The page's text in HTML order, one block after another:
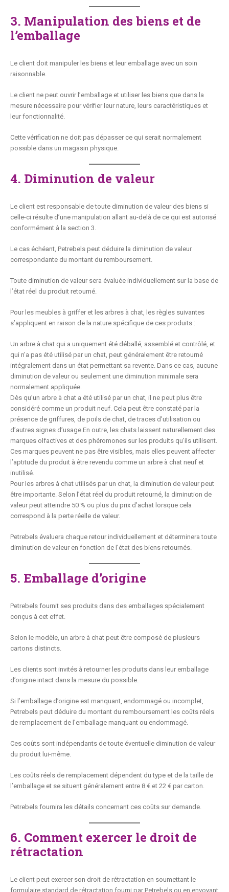
3. Manipulation des biens et de
l’emballage
Le client doit manipuler les biens et leur emballage avec un soin
raisonnable.
Le client ne peut ouvrir l’emballage et utiliser les biens que dans la
mesure nécessaire pour vérifier leur nature, leurs caractéristiques et
leur fonctionnalité.
Cette vérification ne doit pas dépasser ce qui serait normalement
possible dans un magasin physique.
4. Diminution de valeur
Le client est responsable de toute diminution de valeur des biens si
celle-ci résulte d’une manipulation allant au-delà de ce qui est autorisé
conformément à la section 3.
Le cas échéant, Petrebels peut déduire la diminution de valeur
correspondante du montant du remboursement.
Toute diminution de valeur sera évaluée individuellement sur la base de
l’état réel du produit retourné.
Pour les meubles à griffer et les arbres à chat, les règles suivantes
s’appliquent en raison de la nature spécifique de ces produits :
Un arbre à chat qui a uniquement été déballé, assemblé et contrôlé, et
qui n’a pas été utilisé par un chat, peut généralement être retourné
intégralement dans un état permettant sa revente. Dans ce cas, aucune
diminution de valeur ou seulement une diminution minimale sera
normalement appliquée.
Dès qu’un arbre à chat a été utilisé par un chat, il ne peut plus être
considéré comme un produit neuf. Cela peut être constaté par la
présence de griffures, de poils de chat, de traces d’utilisation ou
d’autres signes d’usage.En outre, les chats laissent naturellement des
marques olfactives et des phéromones sur les produits qu’ils utilisent.
Ces marques peuvent ne pas être visibles, mais elles peuvent affecter
l’aptitude du produit à être revendu comme un arbre à chat neuf et
inutilisé.
Pour les arbres à chat utilisés par un chat, la diminution de valeur peut
être importante. Selon l’état réel du produit retourné, la diminution de
valeur peut atteindre 50 % ou plus du prix d’achat lorsque cela
correspond à la perte réelle de valeur.
Petrebels évaluera chaque retour individuellement et déterminera toute
diminution de valeur en fonction de l’état des biens retournés.
5. Emballage d’origine
Petrebels fournit ses produits dans des emballages spécialement
conçus à cet effet.
Selon le modèle, un arbre à chat peut être composé de plusieurs
cartons distincts.
Les clients sont invités à retourner les produits dans leur emballage
d’origine intact dans la mesure du possible.
Si l’emballage d’origine est manquant, endommagé ou incomplet,
Petrebels peut déduire du montant du remboursement les coûts réels
de remplacement de l’emballage manquant ou endommagé.
Ces coûts sont indépendants de toute éventuelle diminution de valeur
du produit lui-même.
Les coûts réels de remplacement dépendent du type et de la taille de
l’emballage et se situent généralement entre 8 € et 22 € par carton.
Petrebels fournira les détails concernant ces coûts sur demande.
6. Comment exercer le droit de
rétractation
Le client peut exercer son droit de rétractation en soumettant le
formulaire standard de rétractation fourni par Petrebels ou en envoyant